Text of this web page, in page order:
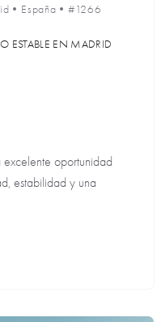
• España •#1266
ESTABLE EN MADRID
excelente oportunidad
estabilidad y una